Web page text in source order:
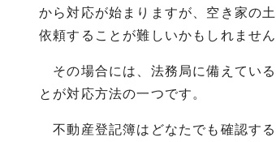
から対応が始まりますが、空き家の
依頼することが難しいかもしれません
その場合には、法務局に備えてい
とが対応方法の一つです。
不動産登記簿はどなたでも確認す